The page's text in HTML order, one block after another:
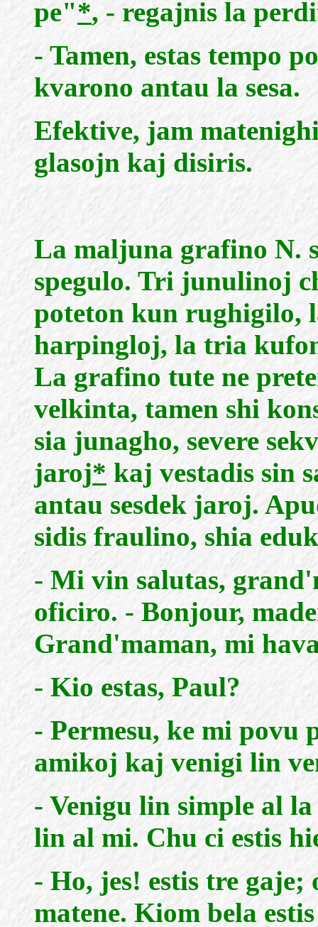
pe"*, - regajnis la
- Tamen, estas tempo
kvarono antau la sesa.
Efektive, jam
glasojn kaj disiris.
La maljuna grafino N.
spegulo. Tri junulinoj
poteton kun rughigilo,
harpingloj, la tria
La grafino tute ne
velkinta, tamen shi
sia junagho, severe
jaroj* kaj vestadis sin
antau sesdek jaroj.
sidis fraulino, shia
- Mi vin salutas,
oficiro. - Bonjour,
Grand'maman, mi
- Kio estas, Paul?
- Permesu, ke mi povu
amikoj kaj venigi lin
- Venigu lin simple al
lin al mi. Chu ci estis
- Ho, jes! estis tre
matene. Kiom bela